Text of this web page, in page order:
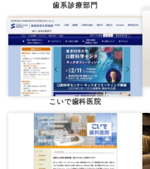
歯系診療部門
こいで歯科医院